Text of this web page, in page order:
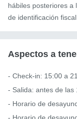
hábiles posteriores a
de identificación
Aspectos a
- Check-in: 15:00 a
- Salida: antes de las
- Horario de
- Horario de